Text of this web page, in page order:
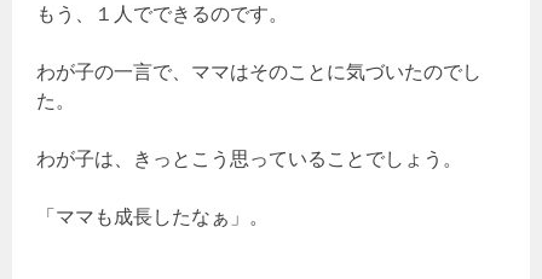
もう、１人でできるのです。
わが子の一言で、ママはそのことに気づいたのでし
た。
わが子は、きっとこう思っていることでしょう。
「ママも成長したなぁ」。